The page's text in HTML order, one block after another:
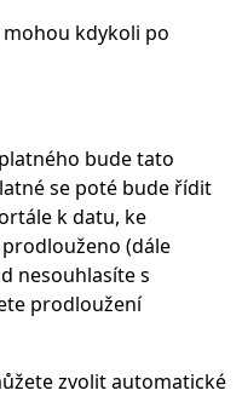
kdykoli po
bude tato
se poté bude řídit
k datu, ke
(dále
nesouhlasíte s
prodloužení
zvolit automatické